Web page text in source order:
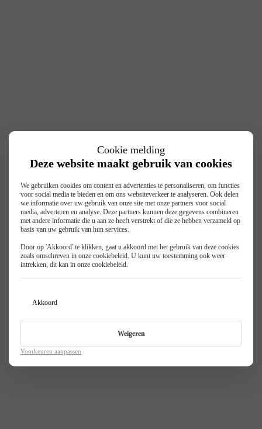
Cookie melding
Deze website maakt gebruik van cookies
We gebruiken cookies om content en advertenties te personaliseren, om functies
voor social media te bieden en om ons websiteverkeer te analyseren. Ook delen
we informatie over uw gebruik van onze site met onze partners voor social
media, adverteren en analyse. Deze partners kunnen deze gegevens combineren
met andere informatie die u aan ze heeft verstrekt of die ze hebben verzameld op
basis van uw gebruik van hun services.
Door op 'Akkoord' te klikken, gaat u akkoord met het gebruik van deze cookies
zoals omschreven in onze cookiebeleid . U kunt uw toestemming ook weer
intrekken, dit kan in onze cookiebeleid
Akkoord
Weigeren
Voorkeuren aanpassen